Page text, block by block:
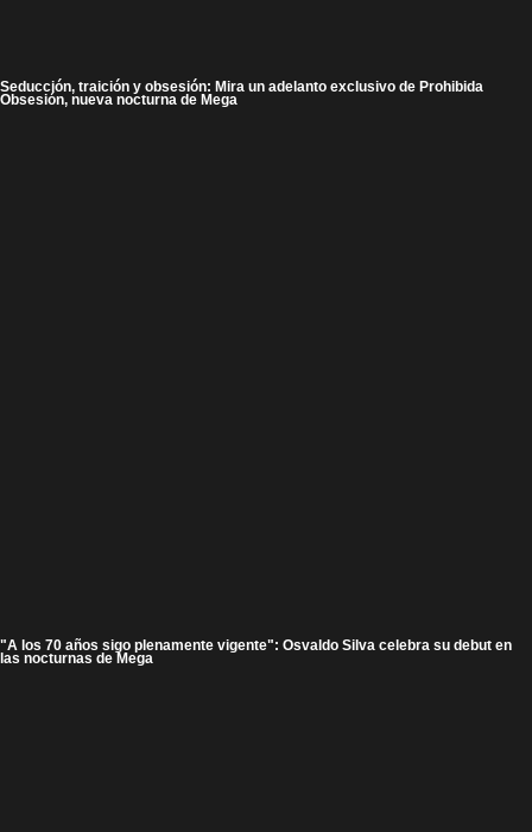
Seducción, traición y obsesión: Mira un adelanto exclusivo de Prohibida
Obsesión, nueva nocturna de Mega
"A los 70 años sigo plenamente vigente": Osvaldo Silva celebra su debut en
las nocturnas de Mega